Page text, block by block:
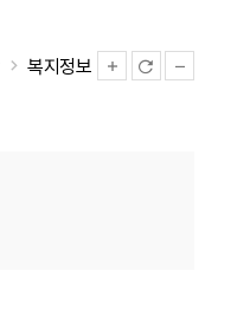
복지정보